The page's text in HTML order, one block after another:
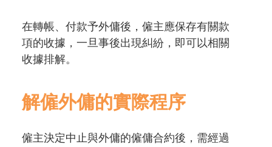
在轉帳、付款予外傭後，僱主應保存有關款
項的收據，一旦事後出現糾紛，即可以相關
收據排解。
解僱外傭的實際程序
僱主決定中止與外傭的僱傭合約後，需經過